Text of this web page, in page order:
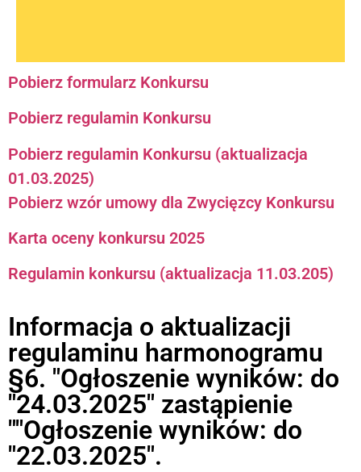
Pobierz formularz Konkursu
Pobierz regulamin Konkursu
Pobierz regulamin Konkursu (aktualizacja
01.03.2025)
Pobierz wzór umowy dla Zwycięzcy Konkursu
Karta oceny konkursu 2025
Regulamin konkursu (aktualizacja 11.03.205)
Informacja o aktualizacji
regulaminu harmonogramu
§6. "Ogłoszenie wyników: do
"24.03.2025" zastąpienie
""Ogłoszenie wyników: do
"22.03.2025".